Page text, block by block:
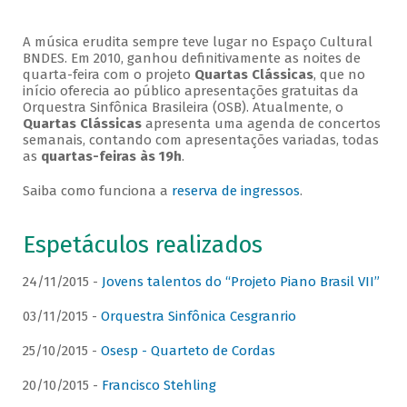
A música erudita sempre teve lugar no Espaço Cultural
BNDES. Em 2010, ganhou definitivamente as noites de
quarta-feira com o projeto Quartas Clássicas, que no
início oferecia ao público apresentações gratuitas da
Orquestra Sinfônica Brasileira (OSB). Atualmente, o
Quartas Clássicasapresenta uma agenda de concertos
semanais, contando com apresentações variadas, todas
as quartas-feiras às 19h.
Saiba como funciona a reserva de ingressos.
Espetáculos realizados
24/11/2015 - Jovens talentos do “Projeto Piano Brasil VII”
03/11/2015 - Orquestra Sinfônica Cesgranrio
25/10/2015 - Osesp - Quarteto de Cordas
20/10/2015 - Francisco Stehling